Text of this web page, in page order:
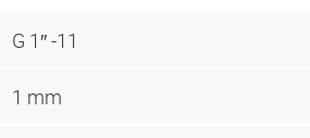
G 1″ -11
1 mm